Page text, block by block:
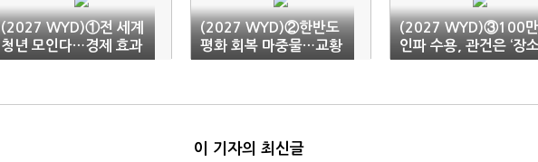
(2027 WYD)①전 세계
청년 모인다…경제 효과
11조 주목
(2027 WYD)②한반도
평화 회복 마중물…교황
방북 희망 목소리도
(2027 WYD)③100만
인파 수용, 관건은 ‘장
선정’
이 기자의 최신글